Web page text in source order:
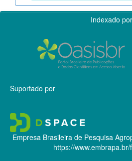
Indexado por
Suportado por
Empresa Brasileira de Pesquisa
https://